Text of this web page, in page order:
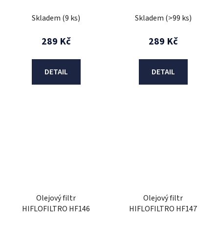
Skladem (9 ks)
289 Kč
DETAIL
Skladem (>99 ks)
289 Kč
DETAIL
Olejový filtr
HIFLOFILTRO HF146
Olejový filtr
HIFLOFILTRO HF147